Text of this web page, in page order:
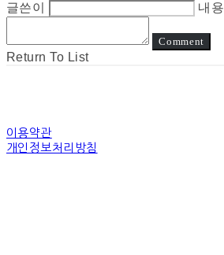
글쓴이
내용
Comment
Return To List
이용약관
개인정보처리방침